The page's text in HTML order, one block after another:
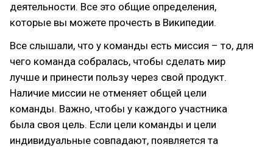
деятельности. Все это общие определения,
которые вы можете прочесть в Википедии.
Все слышали, что у команды есть миссия – то, для
чего команда собралась, чтобы сделать мир
лучше и принести пользу через свой продукт.
Наличие миссии не отменяет общей цели
команды. Важно, чтобы у каждого участника
была своя цель. Если цели команды и цели
индивидуальные совпадают, появляется та